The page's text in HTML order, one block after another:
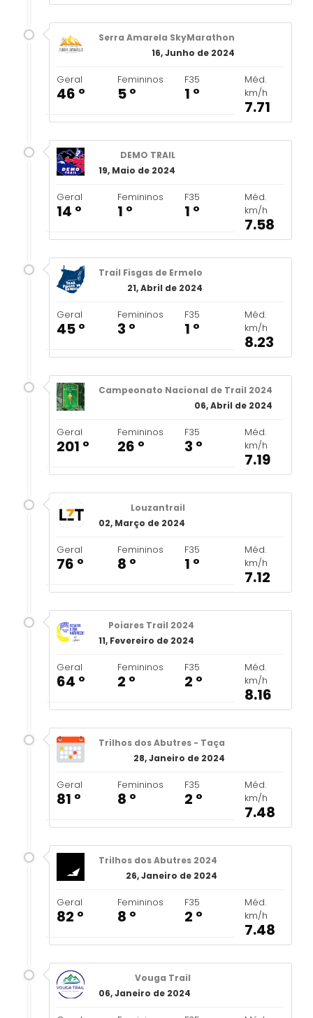
Serra Amarela SkyMarathon
16, Junho de 2024
Geral
46 º
Femininos
5 º
F35
1 º
Méd.
km/h
7.71
DEMO TRAIL
19, Maio de 2024
Geral
14 º
Femininos
1 º
F35
1 º
Méd.
km/h
7.58
Trail Fisgas de Ermelo
21, Abril de 2024
Geral
45 º
Femininos
3 º
F35
1 º
Méd.
km/h
8.23
Campeonato Nacional de Trail 2024
06, Abril de 2024
Geral
201 º
Femininos
26 º
F35
3 º
Méd.
km/h
7.19
Louzantrail
02, Março de 2024
Geral
76 º
Femininos
8 º
F35
1 º
Méd.
km/h
7.12
Poiares Trail 2024
11, Fevereiro de 2024
Geral
64 º
Femininos
2 º
F35
2 º
Méd.
km/h
8.16
Trilhos dos Abutres - Taça
28, Janeiro de 2024
Geral
81 º
Femininos
8 º
F35
2 º
Méd.
km/h
7.48
Trilhos dos Abutres 2024
26, Janeiro de 2024
Geral
82 º
Femininos
8 º
F35
2 º
Méd.
km/h
7.48
Vouga Trail
06, Janeiro de 2024